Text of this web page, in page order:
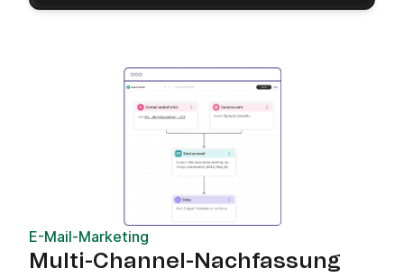
E-Mail-Marketing
Multi-Channel-Nachfassung